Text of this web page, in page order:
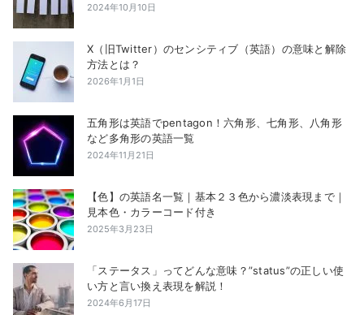
2024年10月10日
X（旧Twitter）のセンシティブ（英語）の意味と解除
方法とは？
2026年1月1日
五角形は英語でpentagon！六角形、七角形、八角形
など多角形の英語一覧
2024年11月21日
【色】の英語名一覧｜基本２３色から濃淡表現まで｜
見本色・カラーコード付き
2025年3月23日
「ステータス」ってどんな意味？”status”の正しい使
い方と言い換え表現を解説！
2024年6月17日